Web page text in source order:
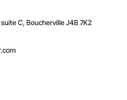
C, Boucherville J4B 7K2